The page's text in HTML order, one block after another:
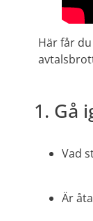
Här får
1. Gå
Vad
Är